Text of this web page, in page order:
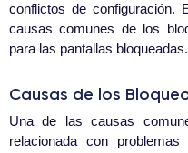
conflictos de configuración.
causas comunes de los
para las pantallas bloqueadas.
Causas de los
Una de las causas
relacionada con